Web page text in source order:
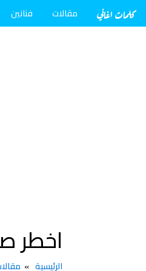
كلمات اغاني مقالات فنانين
اخطر
الرئيسية